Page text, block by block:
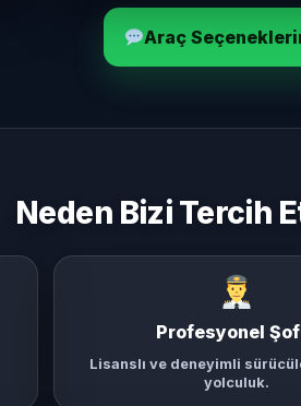
Araç
Neden Bizi Tercih
Profesyonel
Lisanslı ve deneyimli
yolculuk.